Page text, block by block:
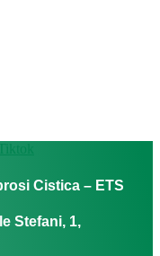
Tiktok
Cistica – ETS
Stefani, 1,